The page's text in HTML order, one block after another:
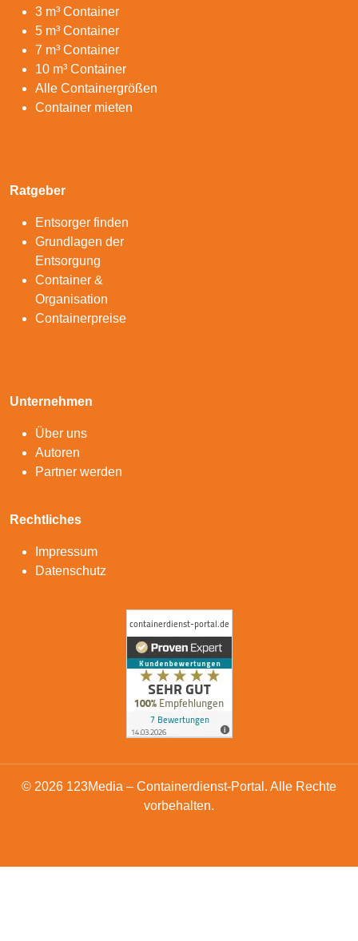
3 m³ Container
5 m³ Container
7 m³ Container
10 m³ Container
Alle Containergrößen
Container mieten
Ratgeber
Entsorger finden
Grundlagen der
Entsorgung
Container &
Organisation
Containerpreise
Unternehmen
Über uns
Autoren
Partner werden
Rechtliches
Impressum
Datenschutz
© 2026 123Media – Containerdienst-Portal. Alle Rechte
vorbehalten.